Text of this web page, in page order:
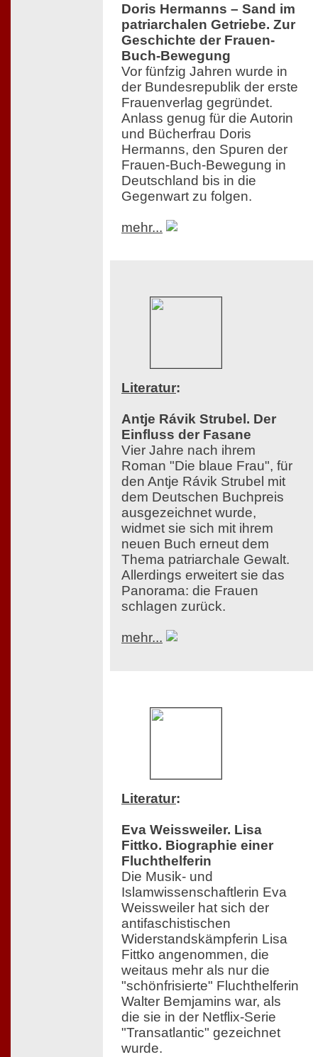
Doris Hermanns – Sand im
patriarchalen Getriebe. Zur
Geschichte der Frauen-
Buch-Bewegung
Vor fünfzig Jahren wurde in
der Bundesrepublik der erste
Frauenverlag gegründet.
Anlass genug für die Autorin
und Bücherfrau Doris
Hermanns, den Spuren der
Frauen-Buch-Bewegung in
Deutschland bis in die
Gegenwart zu folgen.
mehr...
Literatur:
Antje Rávik Strubel. Der
Einfluss der Fasane
Vier Jahre nach ihrem
Roman "Die blaue Frau", für
den Antje Rávik Strubel mit
dem Deutschen Buchpreis
ausgezeichnet wurde,
widmet sie sich mit ihrem
neuen Buch erneut dem
Thema patriarchale Gewalt.
Allerdings erweitert sie das
Panorama: die Frauen
schlagen zurück.
mehr...
Literatur:
Eva Weissweiler. Lisa
Fittko. Biographie einer
Fluchthelferin
Die Musik- und
Islamwissenschaftlerin Eva
Weissweiler hat sich der
antifaschistischen
Widerstandskämpferin Lisa
Fittko angenommen, die
weitaus mehr als nur die
"schönfrisierte" Fluchthelferin
Walter Bemjamins war, als
die sie in der Netflix-Serie
"Transatlantic" gezeichnet
wurde.